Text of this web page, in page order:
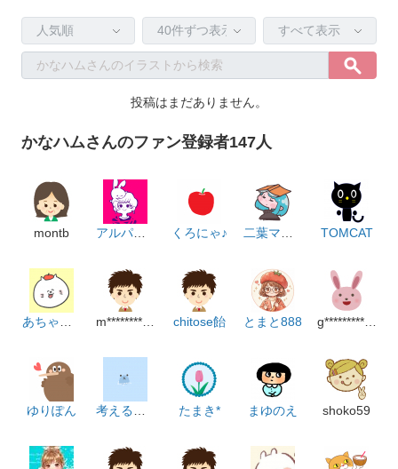
😭‎
これから夏の季節になるので、夏らしいイラストを増やしたい
描きたいものはいっぱいありますが時間がかかるので、空き時
投稿はまだありません。
かなハムさんのファン登録者147人
montb アルパッカ くろにゃ♪ TOMCAT
m******************m chitose飴 とまと888 g********************m
ゆりぽん たまき* まゆのえ shoko59